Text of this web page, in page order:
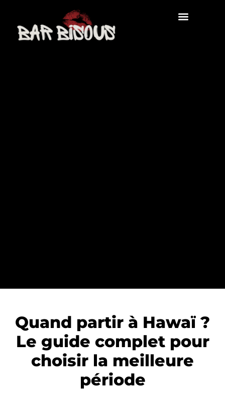
Quand partir à Hawaï ?
Le guide complet pour
choisir la meilleure
période